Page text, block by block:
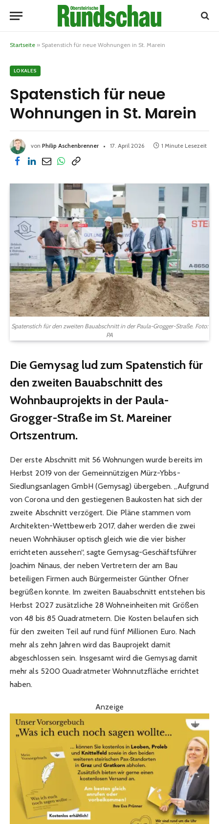
Startseite » Spatenstich für neue Wohnungen in St. Marein
LOKALES
Spatenstich für neue
Wohnungen in St. Marein
von Philip Aschenbrenner 17. April 2026 1 Minute Lesezeit
Spatenstich für den zweiten Bauabschnitt in der Paula-Grogger-Straße. Foto:
PA
Die Gemysag lud zum Spatenstich für
den zweiten Bauabschnitt des
Wohnbauprojekts in der Paula-
Grogger-Straße im St. Mareiner
Ortszentrum.
Der erste Abschnitt mit 56 Wohnungen wurde bereits im
Herbst 2019 von der Gemeinnützigen Mürz-Ybbs-
Siedlungsanlagen GmbH (Gemysag) übergeben. „Aufgrund
von Corona und den gestiegenen Baukosten hat sich der
zweite Abschnitt verzögert. Die Pläne stammen vom
Architekten-Wettbewerb 2017, daher werden die zwei
neuen Wohnhäuser optisch gleich wie die vier bisher
errichteten aussehen“, sagte Gemysag-Geschäftsführer
Joachim Ninaus, der neben Vertretern der am Bau
beteiligen Firmen auch Bürgermeister Günther Ofner
begrüßen konnte. Im zweiten Bauabschnitt entstehen bis
Herbst 2027 zusätzliche 28 Wohneinheiten mit Größen
von 48 bis 85 Quadratmetern. Die Kosten belaufen sich
für den zweiten Teil auf rund fünf Millionen Euro. Nach
mehr als zehn Jahren wird das Bauprojekt damit
abgeschlossen sein. Insgesamt wird die Gemysag damit
mehr als 5200 Quadratmeter Wohnnutzfläche errichtet
haben.
Anzeige